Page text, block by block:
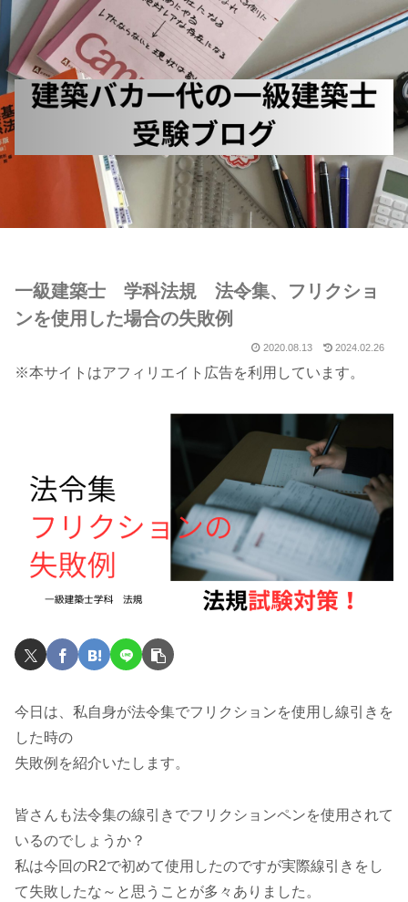
一級建築士 学科法規 法令集、フリクショ
ンを使用した場合の失敗例
2020.08.13 2024.02.26
※本サイトはアフィリエイト広告を利用しています。
今日は、私自身が法令集でフリクションを使用し線引きを
した時の
失敗例を紹介いたします。
皆さんも法令集の線引きでフリクションペンを使用されて
いるのでしょうか？
私は今回のR2で初めて使用したのですが実際線引きをし
て失敗したな～と思うことが多々ありました。